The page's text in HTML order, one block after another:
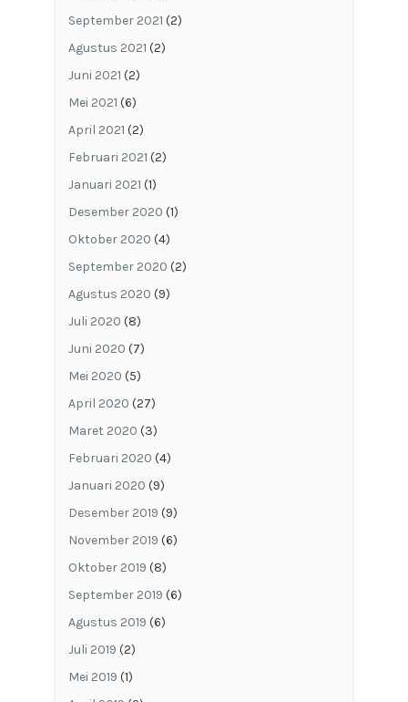
September 2021 (2)
Agustus 2021 (2)
Juni 2021 (2)
Mei 2021 (6)
April 2021 (2)
Februari 2021 (2)
Januari 2021 (1)
Desember 2020 (1)
Oktober 2020 (4)
September 2020 (2)
Agustus 2020 (9)
Juli 2020 (8)
Juni 2020 (7)
Mei 2020 (5)
April 2020 (27)
Maret 2020 (3)
Februari 2020 (4)
Januari 2020 (9)
Desember 2019 (9)
November 2019 (6)
Oktober 2019 (8)
September 2019 (6)
Agustus 2019 (6)
Juli 2019 (2)
Mei 2019 (1)